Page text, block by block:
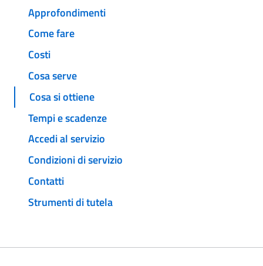
Approfondimenti
Come fare
Costi
Cosa serve
Cosa si ottiene
Tempi e scadenze
Accedi al servizio
Condizioni di servizio
Contatti
Strumenti di tutela